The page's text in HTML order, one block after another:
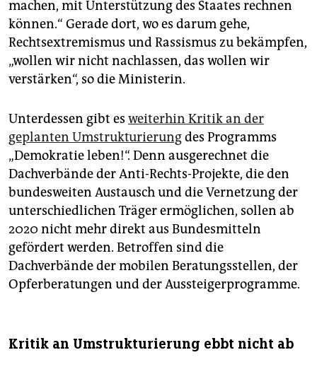
machen, mit Unterstützung des Staates rechnen
können.“ Gerade dort, wo es darum gehe,
Rechtsextremismus und Rassismus zu bekämpfen,
„wollen wir nicht nachlassen, das wollen wir
verstärken“, so die Ministerin.
Unterdessen gibt es weiterhin Kritik an der
geplanten Umstrukturierungdes Programms
„Demokratie leben!“. Denn ausgerechnet die
Dachverbände der Anti-Rechts-Projekte, die den
bundesweiten Austausch und die Vernetzung der
unterschiedlichen Träger ermöglichen, sollen ab
2020 nicht mehr direkt aus Bundesmitteln
gefördert werden. Betroffen sind die
Dachverbände der mobilen Beratungsstellen, der
Opferberatungen und der Aussteigerprogramme.
Kritik an Umstrukturierung ebbt nicht ab